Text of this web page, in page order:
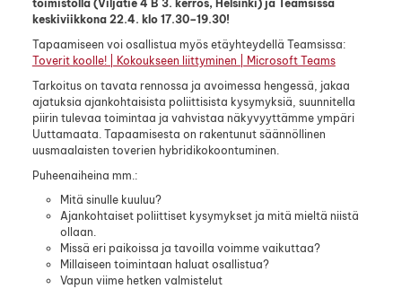
toimistolla (Viljatie 4 B 3. kerros, Helsinki) ja Teamsissa
keskiviikkona 22.4. klo 17.30–19.30!
Tapaamiseen voi osallistua myös etäyhteydellä Teamsissa:
Toverit koolle! | Kokoukseen liittyminen | Microsoft Teams
Tarkoitus on tavata rennossa ja avoimessa hengessä, jakaa
ajatuksia ajankohtaisista poliittisista kysymyksiä, suunnitella
piirin tulevaa toimintaa ja vahvistaa näkyvyyttämme ympäri
Uuttamaata. Tapaamisesta on rakentunut säännöllinen
uusmaalaisten toverien hybridikokoontuminen.
Puheenaiheina mm.:
Mitä sinulle kuuluu?
Ajankohtaiset poliittiset kysymykset ja mitä mieltä niistä
ollaan.
Missä eri paikoissa ja tavoilla voimme vaikuttaa?
Millaiseen toimintaan haluat osallistua?
Vapun viime hetken valmistelut